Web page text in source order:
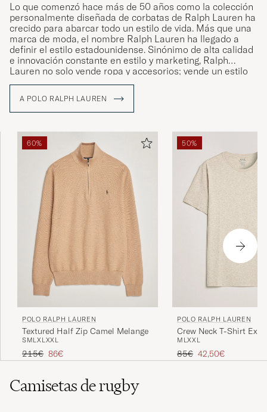
Lo que comenzó hace más de 50 años como la colección
personalmente diseñada de corbatas de Ralph Lauren ha
crecido para abarcar todo un estilo de vida. Más que una
marca de moda, el nombre Ralph Lauren ha llegado a
definir el estilo estadounidense. Sinónimo de alta calidad
e innovación constante en estilo y marketing, Ralph
Lauren no solo vende ropa y accesorios; vende un estilo
de vida que refleja el Sueño Americano
A POLO RALPH LAUREN
60%
POLO RALPH LAUREN
Textured Half Zip Camel Melange
SMLXLXXL
Precio ordinario
215€ Precio reducido
86€
50%
POLO RALPH LAUREN
Crew Neck T-Shirt
Dune Heather
M LXXL
Precio ordinario
85€ Precio reducido
42,50€
Camisetas de rugby